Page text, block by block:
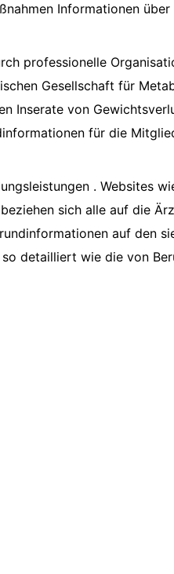
Informationen
professionelle
Gesellschaft für
Inserate von
für die
. Websites
sich alle auf die
auf den
detailliert wie die von